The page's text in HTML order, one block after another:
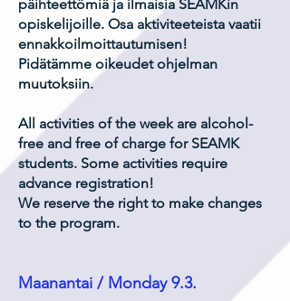
päihteettömiä ja ilmaisia SEAMKin
opiskelijoille. Osa aktiviteeteista vaatii
ennakkoilmoittautumisen!
Pidätämme oikeudet ohjelman
muutoksiin.
All activities of the week are alcohol-
free and free of charge for SEAMK
students. Some activities require
advance registration!
We reserve the right to make changes
to the program.
Maanantai / Monday 9.3.